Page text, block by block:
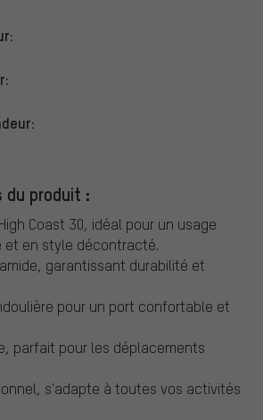
du produit :
Coast 30, idéal pour un usage
et en style décontracté.
garantissant durabilité et
pour un port confortable et
parfait pour les déplacements
s'adapte à toutes vos activités